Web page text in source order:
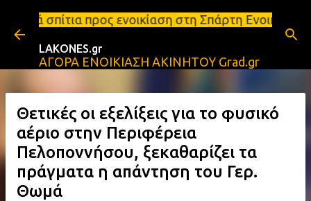
Μετάβαση στο κύριο περιεχόμενο
ενοικίαση στη Σπάρτη Ενοικιάσεις
LAKONES.gr
ΑΓΟΡΑ ΕΝΟΙΚΙΑΣΗ ΑΚΙΝΗΤΟΥ Grad.gr
Θετικές οι εξελίξεις για το φυσικό
αέριο στην Περιφέρεια
Πελοποννήσου, ξεκαθαρίζει τα
πράγματα η απάντηση του Γερ.
Θωμά